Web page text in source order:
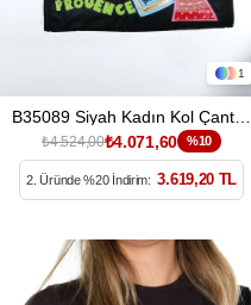
1
B35089 Siyah Kadın Kol Çantası
₺4.524,00₺4.071,60 %10
2. Üründe %20 İndirim: 3.619,20 TL